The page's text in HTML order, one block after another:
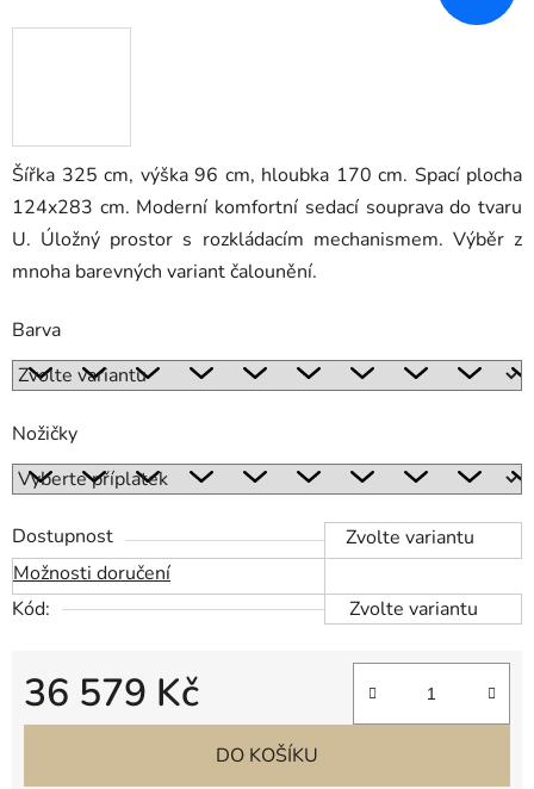
Šířka 325 cm, výška 96 cm, hloubka 170 cm. Spací plocha
124x283 cm. Moderní komfortní sedací souprava do tvaru
U. Úložný prostor s rozkládacím mechanismem. Výběr z
mnoha barevných variant čalounění.
Barva
Nožičky
Dostupnost
Zvolte variantu
Možnosti doručení
Kód:
Zvolte variantu
36 579 Kč
Měrná cena:
DO KOŠÍKU